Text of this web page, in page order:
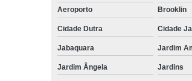
Aeroporto
Brooklin
Cidade Dutra Cidade
Jabaquara Jardim
Jardim Ângela Jardins